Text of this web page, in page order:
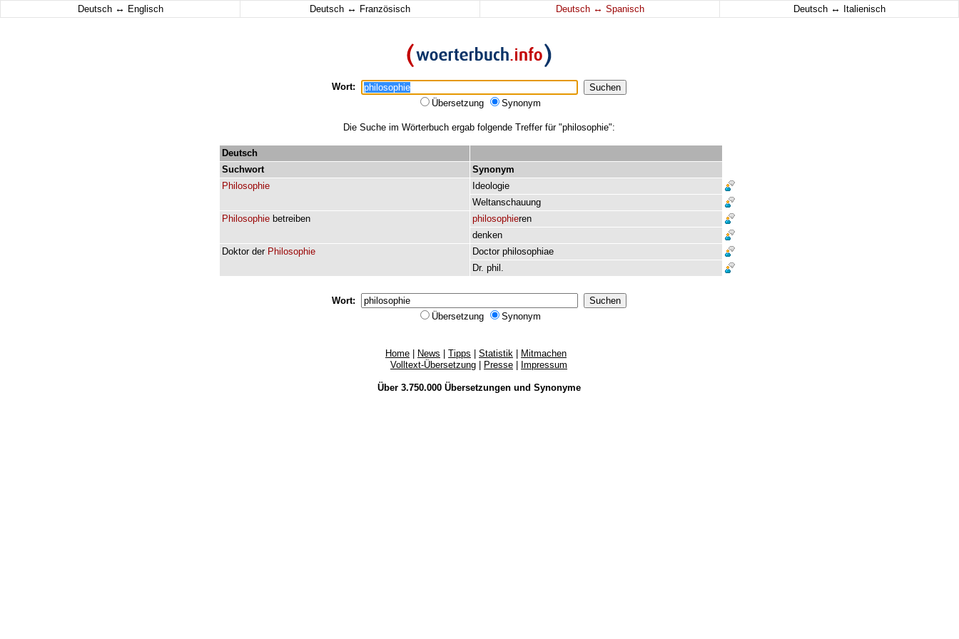
Deutsch ↔ Englisch Deutsch ↔ Französisch Deutsch ↔ Spanisch Deutsch ↔ Italienisch
Wort:
Übersetzung
Synonym
Die Suche im Wörterbuch ergab folgende Treffer für "philosophie":
Deutsch
Suchwort
Synonym
Philosophie
Ideologie
Weltanschauung
Philosophie betreiben philosophieren
denken
Doktor der Philosophie Doctor philosophiae
Dr. phil.
Wort:
Übersetzung
Synonym
Home News Tipps Statistik
Mitmachen
Volltext-Übersetzung
Presse Impressum
Über 3.750.000 Übersetzungenund Synonyme